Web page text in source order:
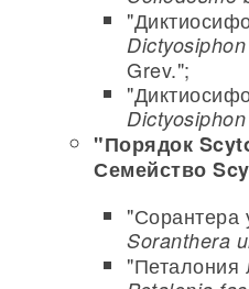
Grev.";
"Порядок
Семейство
"Сорантера
Soranthera
"Петалония